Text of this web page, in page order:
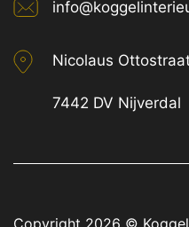
Nicolaus
7442 DV Nijverdal
Copyright 2026 ©